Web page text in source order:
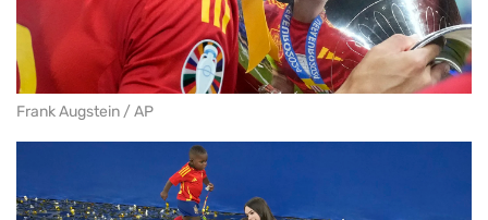
Frank Augstein / AP